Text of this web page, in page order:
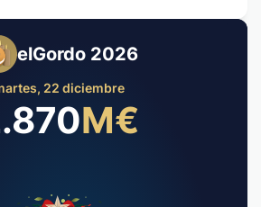
elGordo 2026
22 diciembre
M€